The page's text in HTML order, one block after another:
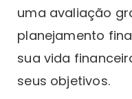
uma avaliação
planejamento
sua vida
seus objetivos.